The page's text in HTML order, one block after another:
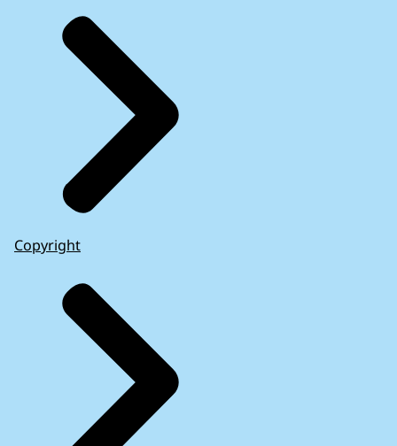
Copyright